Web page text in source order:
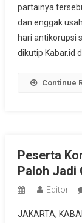
partainya
dan enggak
hari antikorupsi
dikutip Kabar.id
Continue
Peserta
Paloh Jadi
Editor
JAKARTA,